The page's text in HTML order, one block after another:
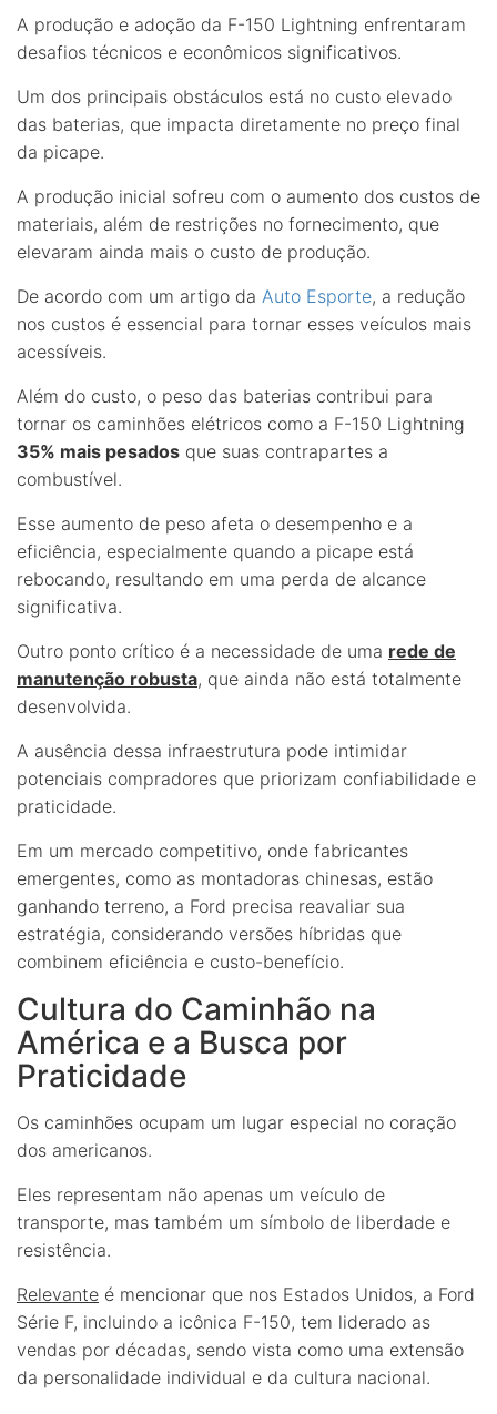
A produção e adoção da F-150 Lightning enfrentaram
desafios técnicos e econômicos significativos.
Um dos principais obstáculos está no custo elevado
das baterias, que impacta diretamente no preço final
da picape.
A produção inicial sofreu com o aumento dos custos de
materiais, além de restrições no fornecimento, que
elevaram ainda mais o custo de produção.
De acordo com um artigo da Auto Esporte, a redução
nos custos é essencial para tornar esses veículos mais
acessíveis.
Além do custo, o peso das baterias contribui para
tornar os caminhões elétricos como a F-150 Lightning
35% mais pesados que suas contrapartes a
combustível.
Esse aumento de peso afeta o desempenho e a
eficiência, especialmente quando a picape está
rebocando, resultando em uma perda de alcance
significativa.
Outro ponto crítico é a necessidade de uma rede de
manutenção robusta, que ainda não está totalmente
desenvolvida.
A ausência dessa infraestrutura pode intimidar
potenciais compradores que priorizam confiabilidade e
praticidade.
Em um mercado competitivo, onde fabricantes
emergentes, como as montadoras chinesas, estão
ganhando terreno, a Ford precisa reavaliar sua
estratégia, considerando versões híbridas que
combinem eficiência e custo-benefício.
Cultura do Caminhão na
América e a Busca por
Praticidade
Os caminhões ocupam um lugar especial no coração
dos americanos.
Eles representam não apenas um veículo de
transporte, mas também um símbolo de liberdade e
resistência.
Relevante é mencionar que nos Estados Unidos, a Ford
Série F, incluindo a icônica F-150, tem liderado as
vendas por décadas, sendo vista como uma extensão
da personalidade individual e da cultura nacional.